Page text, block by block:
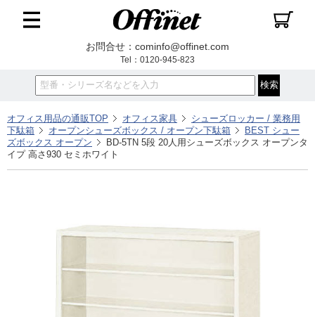
お問合せ：cominfo@offinet.com
Tel：0120-945-823
オフィス用品の通販TOP オフィス家具
シューズロッカー / 業務用
下駄箱
オープンシューズボックス / オープン下駄箱
BEST シュー
ズボックス オープン
BD-5TN 5段 20人用シューズボックス オープンタ
イプ 高さ930 セミホワイト